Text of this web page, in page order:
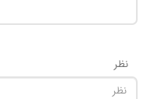
نظر